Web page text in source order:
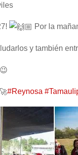
Por la
y también
#Reynosa